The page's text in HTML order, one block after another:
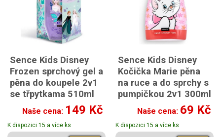
Sence Kids Disney
Frozen sprchový gel a
pěna do koupele 2v1
se třpytkama 510ml
Naše cena: 149 Kč
K dispozici 15 a více ks
Sence Kids Disney
Kočička Marie pěna
na ruce a do sprchy s
pumpičkou 2v1 300ml
Naše cena: 69 Kč
K dispozici 15 a více ks